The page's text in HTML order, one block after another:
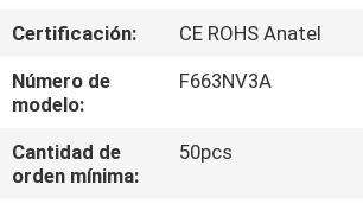
VIAJE
DE
FÁBRICA
Certificación:
CE ROHS Anatel
Número de
modelo:
F663NV3A
Cantidad de
orden mínima:
50pcs